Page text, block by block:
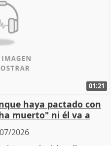
01:21
haya pactado con
muerto" ni él va a
2026